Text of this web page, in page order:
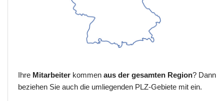
Ihre Mitarbeiter kommen aus der gesamten Region? Dann
beziehen Sie auch die umliegenden PLZ-Gebiete mit ein.